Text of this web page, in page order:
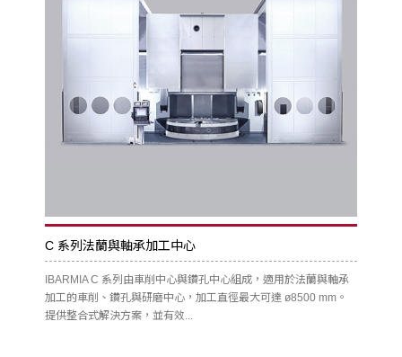
C 系列法蘭與軸承加工中心
IBARMIA C 系列由車削中心與鑽孔中心組成，適用於法蘭與軸承
加工的車削、鑽孔與研磨中心，加工直徑最大可達 ø8500 mm。
提供整合式解決方案，並有效...